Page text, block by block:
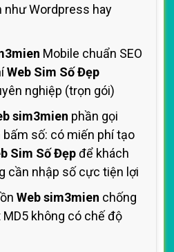
như Wordpress hay
Mobile chuẩn SEO
Web Sim Số Đẹp
nghiệp (trọn gói)
sim3mien phần gọi
số: có miến phí tạo
Sim Số Đẹpđể khách
cần nhập số cực tiện lợi
Web sim3mien chống
không có chế độ